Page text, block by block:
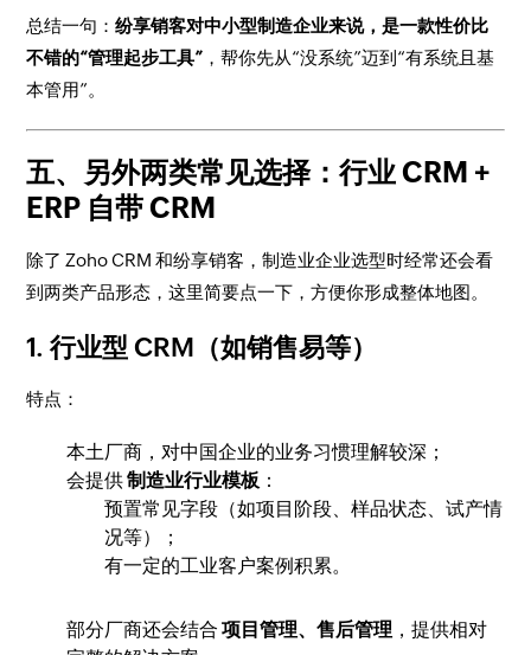
总结一句：纷享销客对中小型制造企业来说，是一款性价比
不错的“管理起步工具” ，帮你先从“没系统”迈到“有系统且基
本管用”。
五、另外两类常见选择：行业 CRM +
ERP 自带 CRM
除了 Zoho CRM 和纷享销客，制造业企业选型时经常还会看
到两类产品形态，这里简要点一下，方便你形成整体地图。
1. 行业型 CRM（如销售易等）
特点：
本土厂商，对中国企业的业务习惯理解较深；
会提供制造业行业模板 ：
预置常见字段（如项目阶段、样品状态、试产情
况等）；
有一定的工业客户案例积累。
部分厂商还会结合项目管理、售后管理 ，提供相对